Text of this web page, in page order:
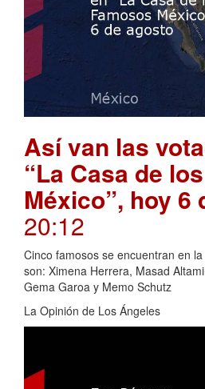
Así van las
“La Casa de
México”, hoy 6
20:12
Cinco famosos se encuentran en
son: Ximena Herrera, Masad
Gema Garoa y Memo Schutz
La Opinión de Los Ángeles